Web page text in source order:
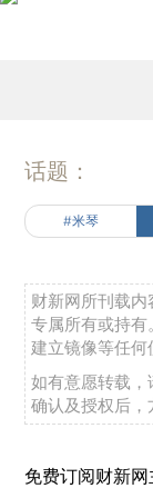
话题：
#米琴
财新网所刊载
专属所有或持有
建立镜像等任何
如有意愿转载，
确认及授权后，
免费订阅财新